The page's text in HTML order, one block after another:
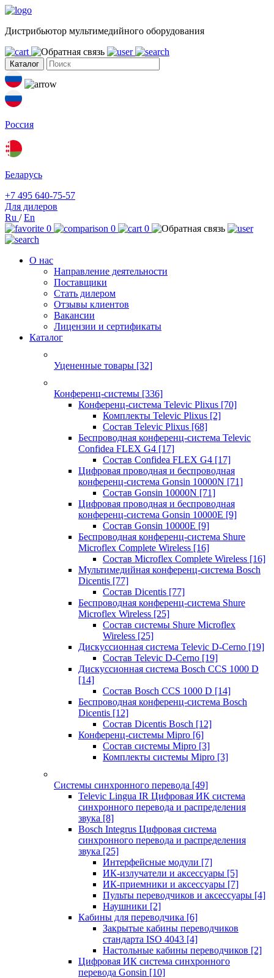
Дистрибьютор мультимедийного оборудования
Каталог
Россия
Беларусь
+7 495 640-75-57
Для дилеров
Ru /En
0
0 0
О нас
Направление деятельности
Поставщики
Стать дилером
Отзывы клиентов
Вакансии
Лицензии и сертификаты
Каталог
Уцененные товары [32]
Конференц-системы [336]
Конференц-система Televic Plixus [70]
Комплекты Televic Plixus [2]
Состав Televic Plixus [68]
Беспроводная конференц-система Televic
Confidea FLEX G4 [17]
Состав Confidea FLEX G4 [17]
Цифровая проводная и беспроводная
конференц-система Gonsin 10000N [71]
Состав Gonsin 10000N [71]
Цифровая проводная и беспроводная
конференц-система Gonsin 10000E [9]
Состав Gonsin 10000E [9]
Беспроводная конференц-система Shure
Microflex Complete Wireless [16]
Состав Microflex Complete Wireless [16]
Мультимедийная конференц-система Bosch
Dicentis [77]
Состав Dicentis [77]
Беспроводная конференц-система Shure
Microflex Wireless [25]
Состав системы Shure Microflex
Wireless [25]
Дискуссионная система Televic D-Cerno [19]
Состав Televic D-Cerno [19]
Дискуссионная система Bosch CCS 1000 D
[14]
Состав Bosch CCS 1000 D [14]
Беспроводная конференц-система Bosch
Dicentis [12]
Состав Dicentis Bosch [12]
Конференц-системы Mipro [6]
Состав системы Mipro [3]
Комплекты системы Mipro [3]
Системы синхронного перевода [49]
Televic Lingua IR Цифровая ИК система
синхронного перевода и распределения
звука [8]
Bosch Integrus Цифровая система
синхронного перевода и распределения
звука [25]
Интерфейсные модули [7]
ИК-излучатели и аксессуары [5]
ИК-приемники и аксессуары [7]
Пульты переводчиков и аксессуары [4]
Наушники [2]
Кабины для переводчика [6]
Закрытые кабины переводчиков
стандарта ISO 4043 [4]
Настольные кабины переводчиков [2]
Цифровая ИК система синхронного
перевода Gonsin [10]